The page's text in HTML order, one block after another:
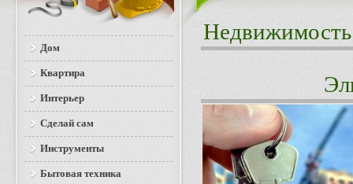
Недвижимость
Дом
Квартира
Интерьер
Сделай сам
Инструменты
Бытовая техника